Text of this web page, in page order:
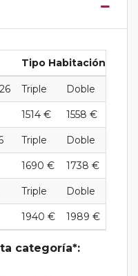
Tipo Habitación
Triple Doble
1514 € 1558 €
Triple Doble
1690 € 1738 €
Triple Doble
1940 € 1989 €
categoría*: